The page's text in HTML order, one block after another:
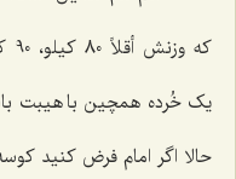
یک خُرده همچین با هیبت
حالا اگر امام فرض کنید